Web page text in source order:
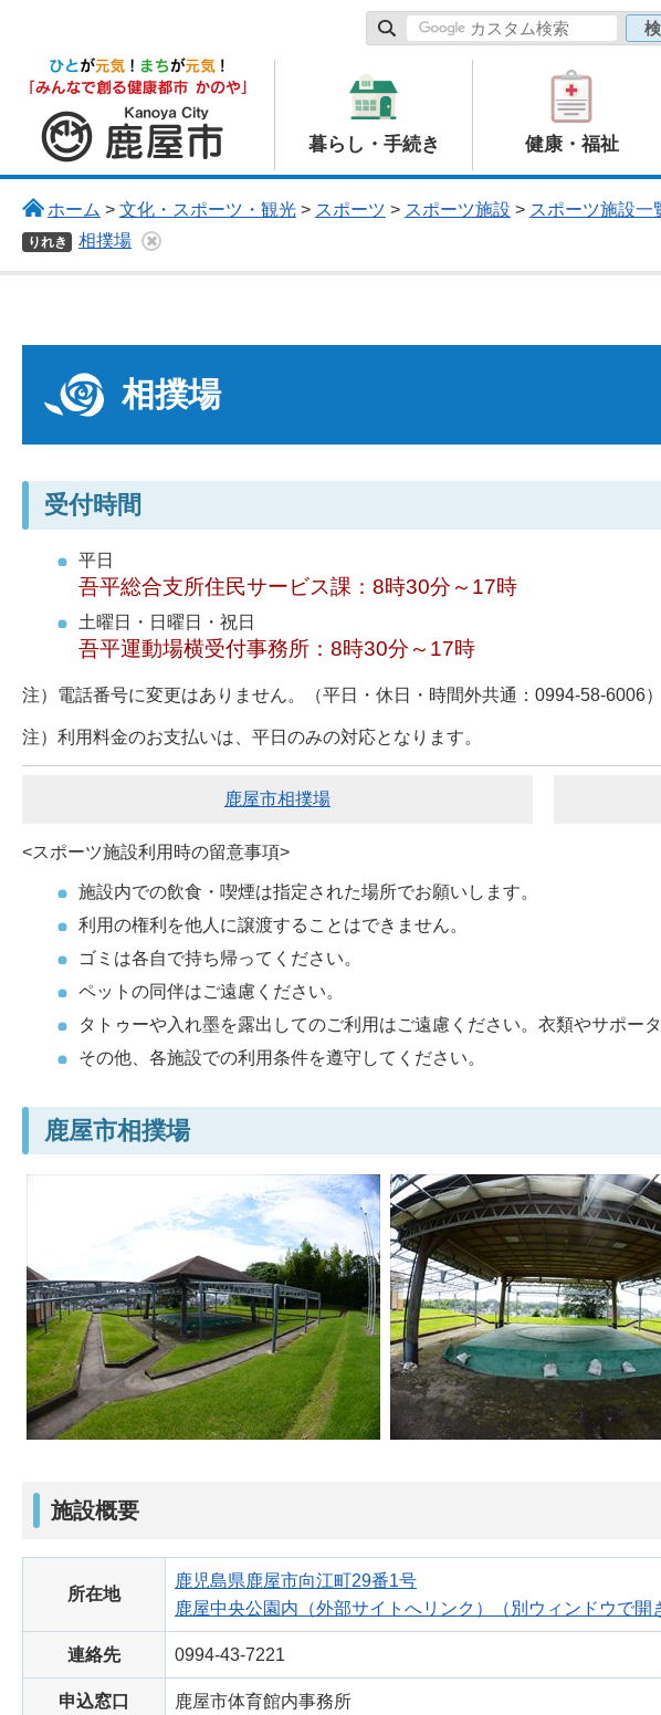
鹿屋市
暮らし・手続き 健康・福祉
ホーム > 文化・スポーツ・観光> スポーツ > スポーツ施設 > スポーツ施設一
りれき 相撲場
相撲場
受付時間
平日
吾平総合支所住民サービス課：8時30分～17時
土曜日・日曜日・祝日
吾平運動場横受付事務所：8時30分～17時
注）電話番号に変更はありません。（平日・休日・時間外共通：0994-58-6006）
注）利用料金のお支払いは、平日のみの対応となります。
鹿屋市相撲場
<スポーツ施設利用時の留意事項>
施設内での飲食・喫煙は指定された場所でお願いします。
利用の権利を他人に譲渡することはできません。
ゴミは各自で持ち帰ってください。
ペットの同伴はご遠慮ください。
タトゥーや入れ墨を露出してのご利用はご遠慮ください。衣類やサポー
その他、各施設での利用条件を遵守してください。
鹿屋市相撲場
施設概要
所在地
鹿児島県鹿屋市向江町29番1号
鹿屋中央公園内（外部サイトへリンク）（別ウィンドウで開
連絡先 0994-43-7221
申込窓口 鹿屋市体育館内事務所